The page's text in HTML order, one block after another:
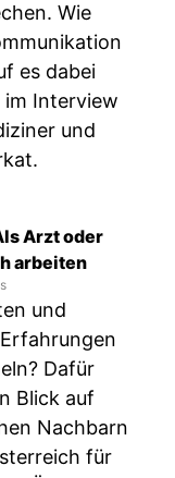
Wie
es dabei
Interview
und
Arzt oder
arbeiten
und
Dafür
Blick auf
Nachbarn
für